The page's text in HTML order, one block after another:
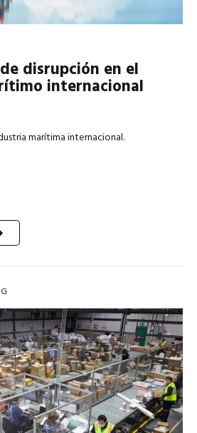
disrupción en el
internacional
marítima internacional.